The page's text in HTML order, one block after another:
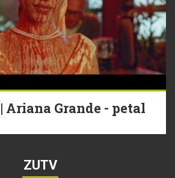
Ariana Grande - petal
ZUTV